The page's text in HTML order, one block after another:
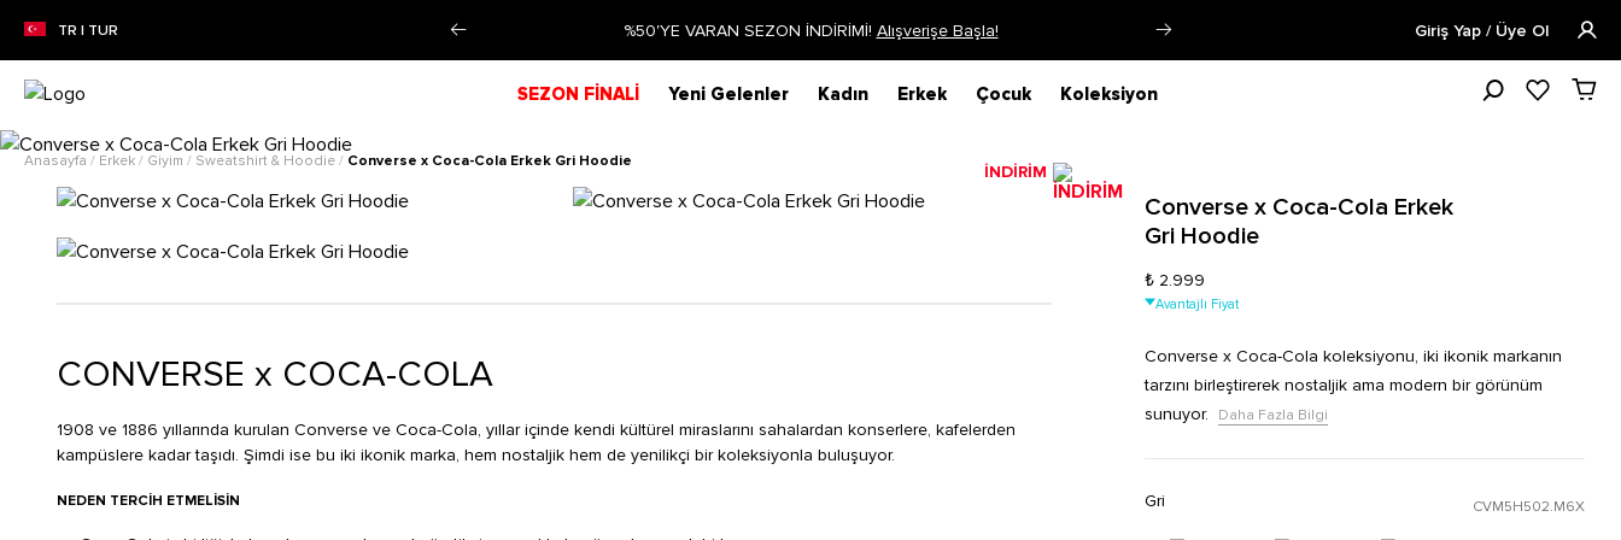
TR | TUR Alışverişe Başla! Siparişin 1-3 iş günü içerisinde kargoya verilecektir. Giriş Yap / Üye Ol
SEZON FİNALİ Yeni Gelenler Kadın Erkek Çocuk Koleksiyon
Anasayfa / Erkek / Giyim / Sweatshirt & Hoodie / Converse x Coca-Cola Erkek Gri Hoodie
İNDİRİM
CONVERSE x COCA-COLA
1908 ve 1886 yıllarında kurulan Converse ve Coca-Cola, yıllar içinde kendi kültürel miraslarını sahalardan konserlere, kafelerden
kampüslere kadar taşıdı. Şimdi ise bu iki ikonik marka, hem nostaljik hem de yenilikçi bir koleksiyonla buluşuyor.
NEDEN TERCIH ETMELISIN
Converse x Coca-Cola Erkek
Gri Hoodie
₺ 2.999
Avantajlı Fiyat
Converse x Coca-Cola koleksiyonu, iki ikonik markanın
tarzını birleştirerek nostaljik ama modern bir görünüm
sunuyor.
Daha Fazla Bilgi
Gri CVM5H502.M6X